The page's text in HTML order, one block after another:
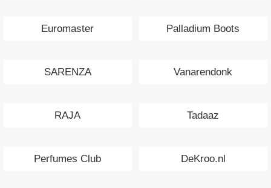
Euromaster Palladium Boots
SARENZA Vanarendonk
RAJA Tadaaz
Perfumes Club DeKroo.nl